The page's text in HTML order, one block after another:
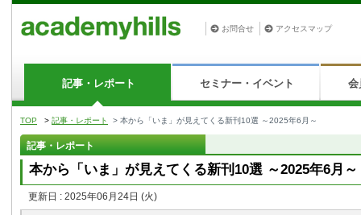
お問合せ アクセスマップ
記事・レポート セミナー・イベント 会
TOP > 記事・レポート > 本から「いま」が見えてくる新刊10選 ～2025年6月～
記事・レポート
本から「いま」が見えてくる新刊10選 ～2025年6月～
更新日 : 2025年06月24日 (火)